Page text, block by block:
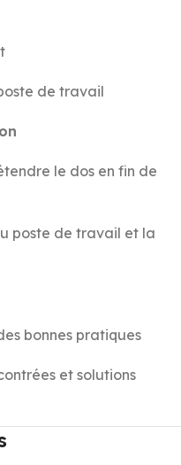
de travail
le dos en fin de
poste de travail et la
bonnes pratiques
et solutions